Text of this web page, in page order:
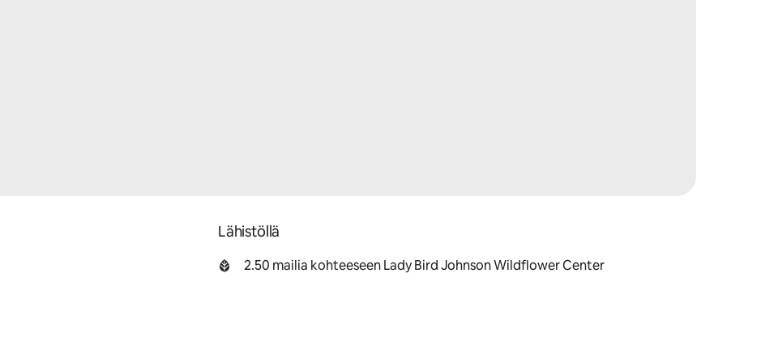
Lähistöllä
2.50 mailia kohteeseen Lady Bird Johnson Wildflower Center